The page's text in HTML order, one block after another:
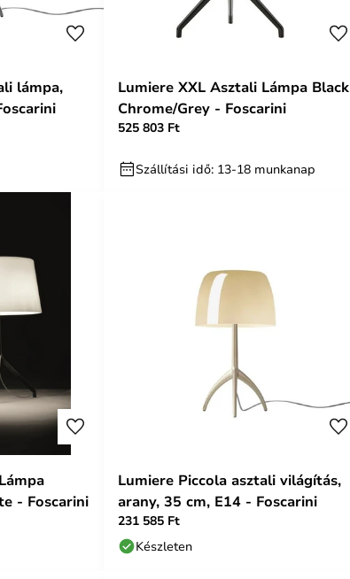
lámpa,
Lumiere XXL Asztali Lámpa Black
Chrome/Grey - Foscarini
525 803 Ft
Szállítási idő: 13-18 munkanap
- Foscarini
Lumiere Piccola asztali világítás,
arany, 35 cm, E14 - Foscarini
231 585 Ft
Készleten